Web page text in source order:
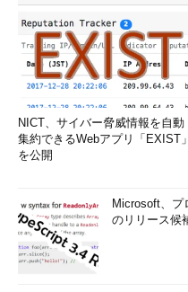
NICT、サイバー脅威情報を自動
集約できるWebアプリ「EXIST」
を公開
Microsoft、プ
のリリース候